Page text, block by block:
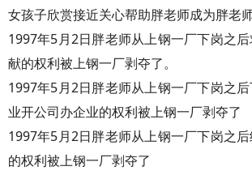
女孩子欣赏接近关心帮助胖老师成为胖老
1997年5月2日胖老师从上钢一厂下岗之
献的权利被上钢一厂剥夺了。
1997年5月2日胖老师从上钢一厂下岗之
业开公司办企业的权利被上钢一厂剥夺了
1997年5月2日胖老师从上钢一厂下岗之
的权利被上钢一厂剥夺了